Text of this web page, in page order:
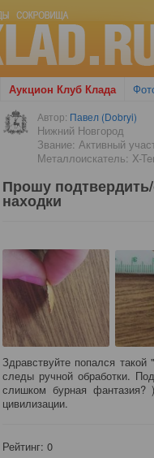
Аукцион Клуб Клада
Автор: Павел (Dobryi)
Нижний Новгород
Звание: Активный
Металлоискатель: X-
Прошу
находки
Здравствуйте попался
следы ручной обработки.
слишком бурная
цивилизации.
Рейтинг:0